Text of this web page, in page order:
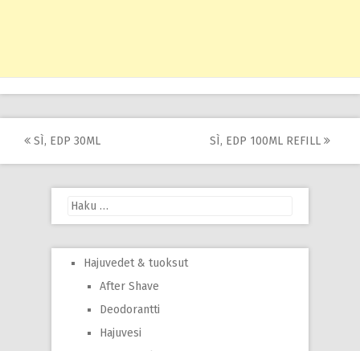
Post
navigation
SÌ, EDP 30ML SÌ, EDP 100ML REFILL
Haku:
Hajuvedet & tuoksut
After Shave
Deodorantti
Hajuvesi